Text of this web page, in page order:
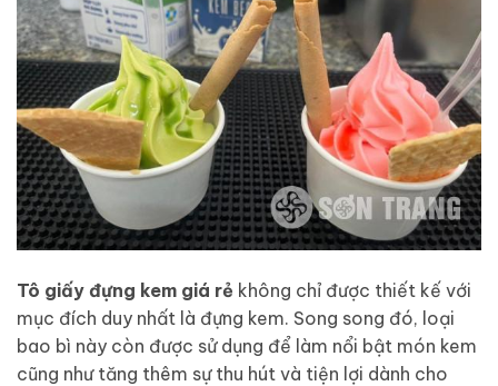
Tô giấy đựng kem giá rẻ không chỉ được thiết kế với
mục đích duy nhất là đựng kem. Song song đó, loại
bao bì này còn được sử dụng để làm nổi bật món kem
cũng như tăng thêm sự thu hút và tiện lợi dành cho